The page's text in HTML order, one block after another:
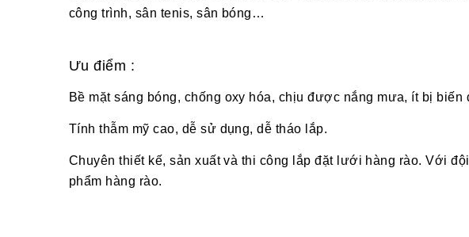
công trình, sân tenis, sân bóng…
Ưu điểm :
Bề mặt sáng bóng, chống oxy hóa, chịu được nắng mưa, ít bị
Tính thẫm mỹ cao, dễ sử dụng, dễ tháo lắp.
Chuyên thiết kế, sản xuất và thi công lắp đặt lưới hàng rào. Với
phẩm hàng rào.